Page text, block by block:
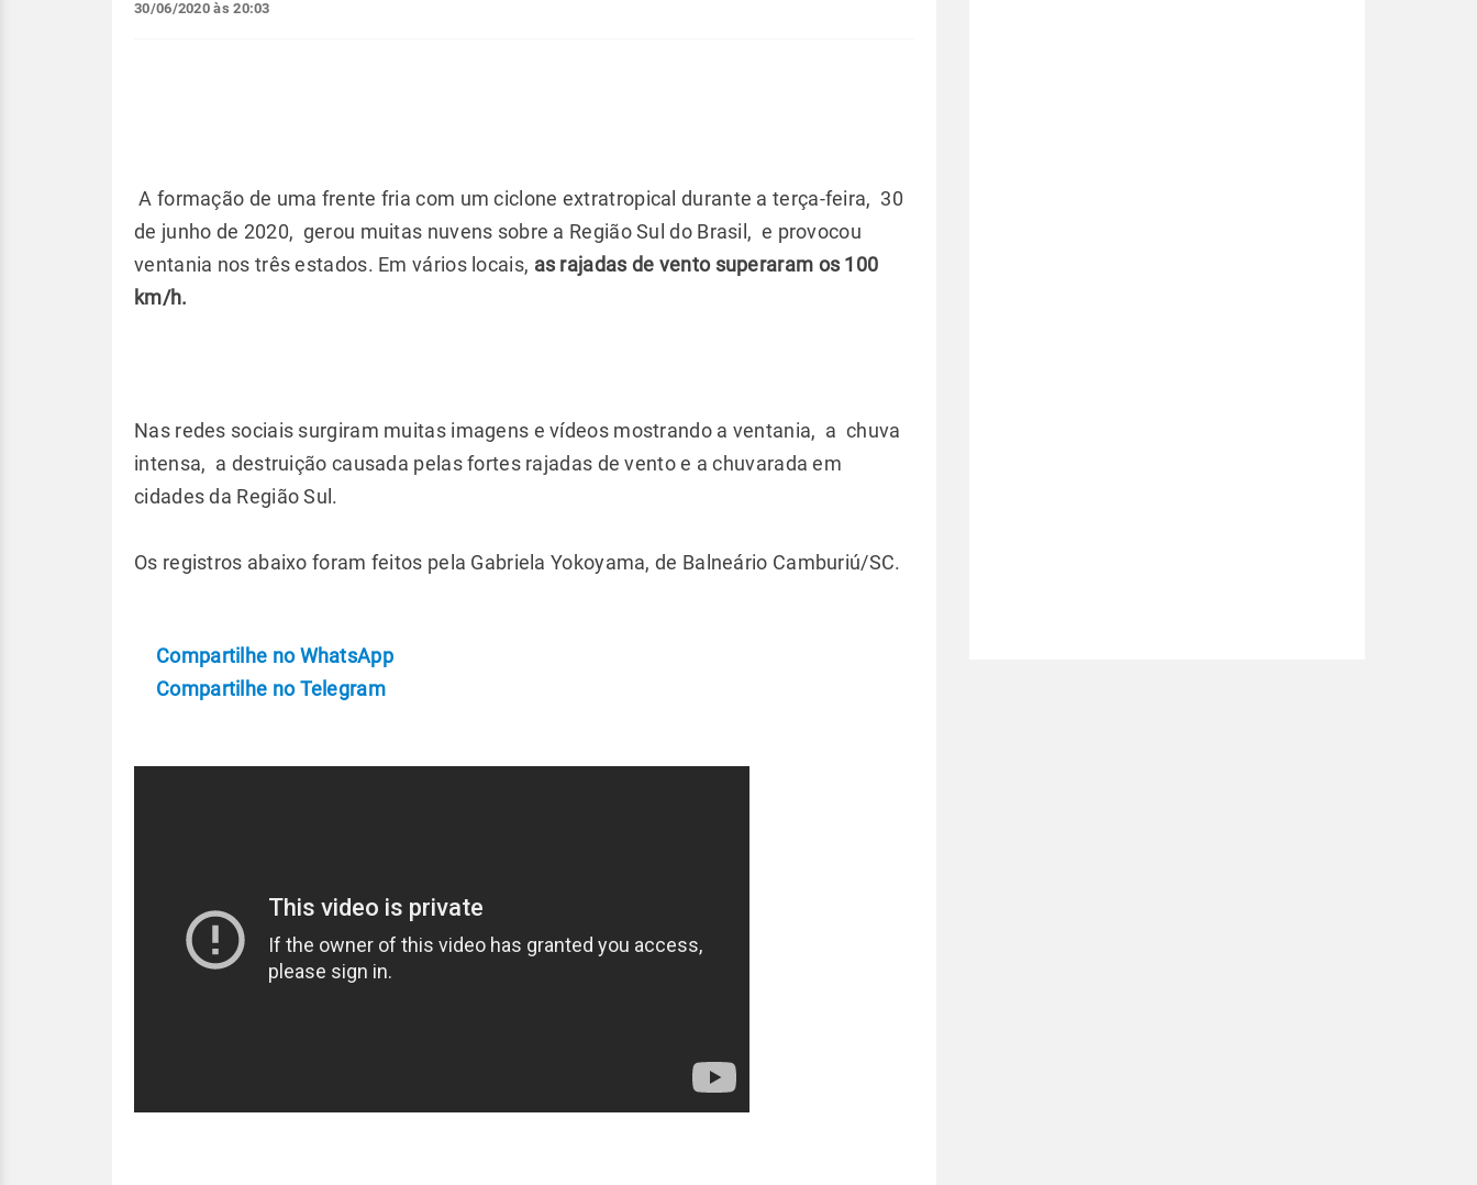
30/06/2020 às 20:03
A formação de uma frente fria com um ciclone extratropical durante a terça-feira, 30
de junho de 2020, gerou muitas nuvens sobre a Região Sul do Brasil, e provocou
ventania nos três estados. Em vários locais, as rajadas de vento superaram os 100
km/h.
Nas redes sociais surgiram muitas imagens e vídeos mostrando a ventania, a chuva
intensa, a destruição causada pelas fortes rajadas de vento e a chuvarada em
cidades da Região Sul.
Os registros abaixo foram feitos pela Gabriela Yokoyama, de Balneário Camburiú/SC.
Compartilhe no WhatsApp
Compartilhe no Telegram